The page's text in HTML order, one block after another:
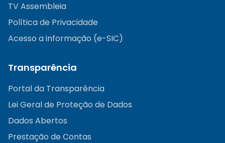
TV Assembleia
Política de Privacidade
Acesso a informação (e-SIC)
Transparência
Portal da Transparência
Lei Geral de Proteção de Dados
Dados Abertos
Prestação de Contas